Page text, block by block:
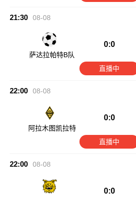
21:30 08-08
萨达拉帕特B队
0:0
直播中
22:00 08-08
阿拉木图凯拉特
0:0
直播中
22:00 08-08
0:0